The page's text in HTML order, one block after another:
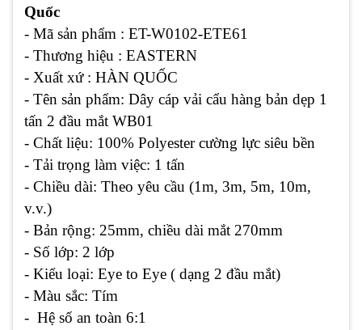
Quốc
- Mã sản phẩm : ET-W0102-ETE61
- Thương hiệu : EASTERN
- Xuất xứ : HÀN QUỐC
- Tên sản phẩm: Dây cáp vải cẩu hàng bản dẹp 1
tấn 2 đầu mắt WB01
- Chất liệu: 100% Polyester cường lực siêu bền
- Tải trọng làm việc: 1 tấn
- Chiều dài: Theo yêu cầu (1m, 3m, 5m, 10m,
v.v.)
- Bản rộng: 25mm, chiều dài mắt 270mm
- Số lớp: 2 lớp
- Kiểu loại: Eye to Eye ( dạng 2 đầu mắt)
- Màu sắc: Tím
- Hệ số an toàn 6:1